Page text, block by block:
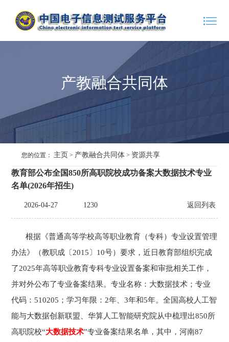
产教融合共同体
您的位置： 主页 > 产教融合共同体 > 资源共享
教育部公布全国850所高职院校成功备案大数据技术专业
名单(2026年招生)
2026-04-27 1230 返回列表
根据《普通高等学校高等职业教育（专科）专业设置管理
办法》（教职成〔 2015 〕 10号）要求，近日教育部组织完成
了2025年高等职业教育专科专业设置备案和审批相关工作，
并对外公布了专业备案结果。专业名称：大数据技术；专业
代码： 510205 ；学习年限： 2年、3年和5年。全国高校人工智
能与大数据创新联盟、华算人工智能研究院从中梳理出850所
高职院校“大数据技术”专业备案结果名单，其中，河南87